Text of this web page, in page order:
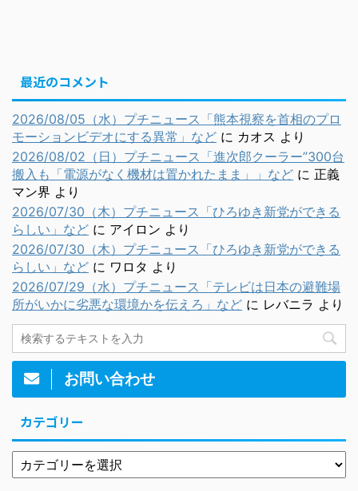
最近のコメント
2026/08/05（水）プチニュース「熊本視察を首相のプロ
モーションビデオにする異常」など に カオス より
2026/08/02（日）プチニュース「進次郎クーラー”300台
搬入も「電源がなく機材は置かれたまま」」など に 正義
マン界 より
2026/07/30（木）プチニュース「ひろゆき新党ができる
らしい」など に アイロン より
2026/07/30（木）プチニュース「ひろゆき新党ができる
らしい」など に ワロタ より
2026/07/29（水）プチニュース「テレビは日本の避難場
所がいかに劣悪な環境かを伝えろ」など に レバニラ より
お問い合わせ
カテゴリー